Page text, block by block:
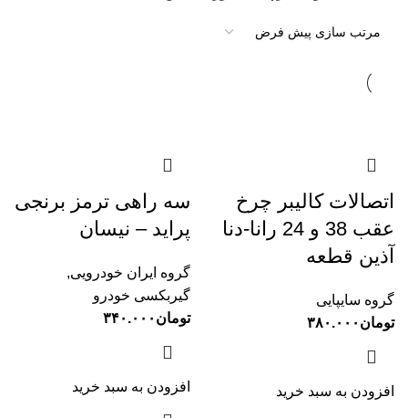
اتصالات کالیبر چرخ
عقب 38 و 24 رانا-دنا
آذین قطعه
گروه سایپایی
تومان ۳۸۰.۰۰۰
افزودن به سبد خرید
سه راهی ترمز برنجی
پراید – نیسان
گروه ایران خودرویی,
گیربکسی خودرو
تومان ۳۴۰.۰۰۰
افزودن به سبد خرید